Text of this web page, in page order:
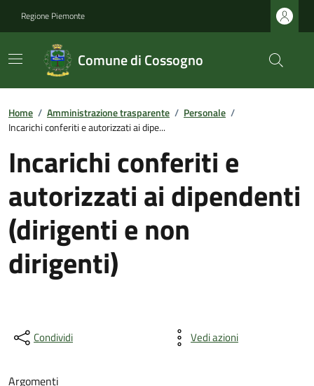
Regione Piemonte
Comune di Cossogno
Home / Amministrazione trasparente / Personale /
Incarichi conferiti e autorizzati ai dipe...
Incarichi conferiti e
autorizzati ai dipendenti
(dirigenti e non
dirigenti)
Condividi Vedi azioni
Argomenti